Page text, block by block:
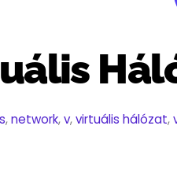
,network,v,virtuális hálózat,